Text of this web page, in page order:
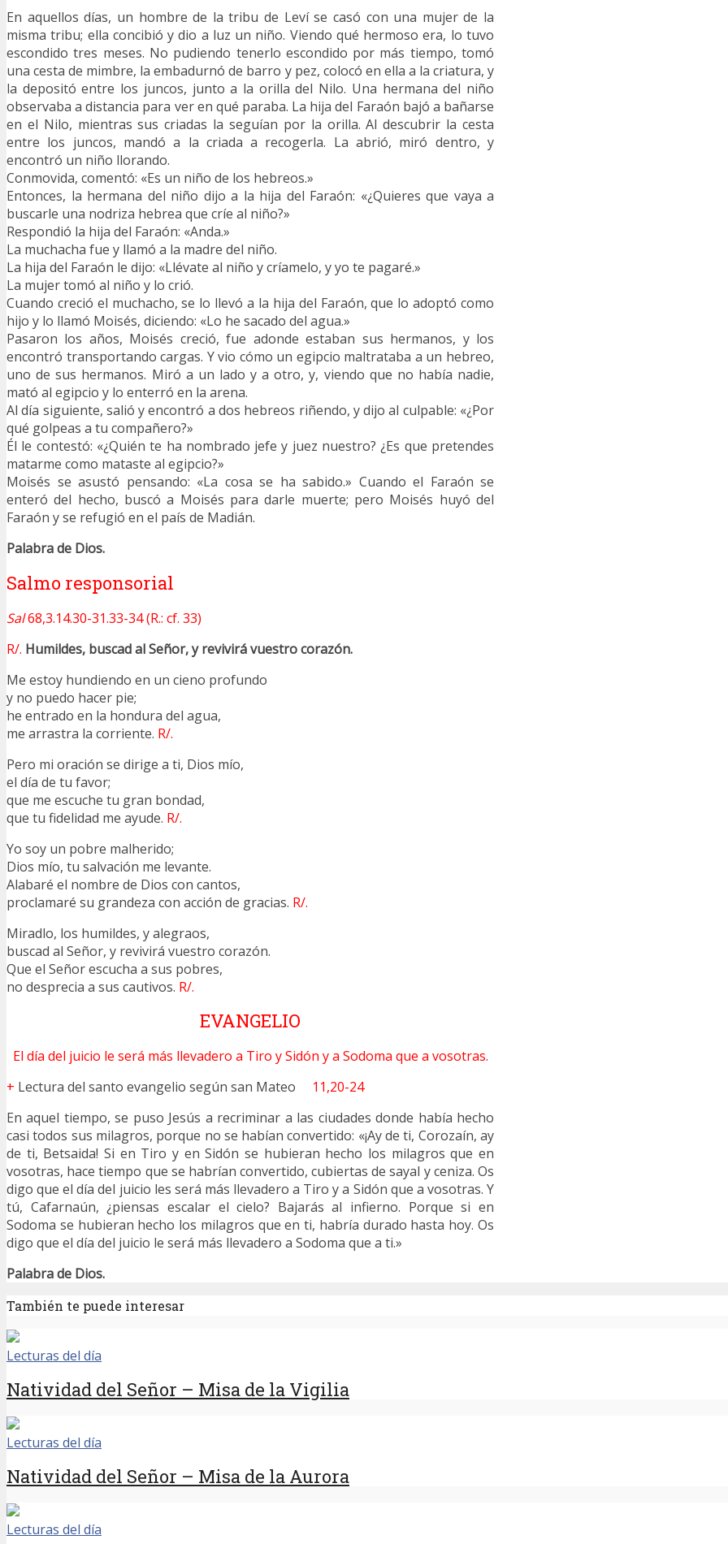
En aquellos días, un hombre de la tribu de Leví se casó con una mujer de la
misma tribu; ella concibió y dio a luz un niño. Viendo qué hermoso era, lo tuvo
escondido tres meses. No pudiendo tenerlo escondido por más tiempo, tomó
una cesta de mimbre, la embadurnó de barro y pez, colocó en ella a la criatura, y
la depositó entre los juncos, junto a la orilla del Nilo. Una hermana del niño
observaba a distancia para ver en qué paraba. La hija del Faraón bajó a bañarse
en el Nilo, mientras sus criadas la seguían por la orilla. Al descubrir la cesta
entre los juncos, mandó a la criada a recogerla. La abrió, miró dentro, y
encontró un niño llorando.
Conmovida, comentó: «Es un niño de los hebreos.»
Entonces, la hermana del niño dijo a la hija del Faraón: «¿Quieres que vaya a
buscarle una nodriza hebrea que críe al niño?»
Respondió la hija del Faraón: «Anda.»
La muchacha fue y llamó a la madre del niño.
La hija del Faraón le dijo: «Llévate al niño y críamelo, y yo te pagaré.»
La mujer tomó al niño y lo crió.
Cuando creció el muchacho, se lo llevó a la hija del Faraón, que lo adoptó como
hijo y lo llamó Moisés, diciendo: «Lo he sacado del agua.»
Pasaron los años, Moisés creció, fue adonde estaban sus hermanos, y los
encontró transportando cargas. Y vio cómo un egipcio maltrataba a un hebreo,
uno de sus hermanos. Miró a un lado y a otro, y, viendo que no había nadie,
mató al egipcio y lo enterró en la arena.
Al día siguiente, salió y encontró a dos hebreos riñendo, y dijo al culpable: «¿Por
qué golpeas a tu compañero?»
Él le contestó: «¿Quién te ha nombrado jefe y juez nuestro? ¿Es que pretendes
matarme como mataste al egipcio?»
Moisés se asustó pensando: «La cosa se ha sabido.» Cuando el Faraón se
enteró del hecho, buscó a Moisés para darle muerte; pero Moisés huyó del
Faraón y se refugió en el país de Madián.
Palabra de Dios.
Salmo responsorial
Sal68,3.14.30-31.33-34 (R.: cf. 33)
R/. Humildes, buscad al Señor, y revivirá vuestro corazón.
Me estoy hundiendo en un cieno profundo
y no puedo hacer pie;
he entrado en la hondura del agua,
me arrastra la corriente. R/.
Pero mi oración se dirige a ti, Dios mío,
el día de tu favor;
que me escuche tu gran bondad,
que tu fidelidad me ayude. R/.
Yo soy un pobre malherido;
Dios mío, tu salvación me levante.
Alabaré el nombre de Dios con cantos,
proclamaré su grandeza con acción de gracias. R/.
Miradlo, los humildes, y alegraos,
buscad al Señor, y revivirá vuestro corazón.
Que el Señor escucha a sus pobres,
no desprecia a sus cautivos. R/.
EVANGELIO
El día del juicio le será más llevadero a Tiro y Sidón y a Sodoma que a vosotras.
+ Lectura del santo evangelio según san Mateo 11,20-24
En aquel tiempo, se puso Jesús a recriminar a las ciudades donde había hecho
casi todos sus milagros, porque no se habían convertido: «¡Ay de ti, Corozaín, ay
de ti, Betsaida! Si en Tiro y en Sidón se hubieran hecho los milagros que en
vosotras, hace tiempo que se habrían convertido, cubiertas de sayal y ceniza. Os
digo que el día del juicio les será más llevadero a Tiro y a Sidón que a vosotras. Y
tú, Cafarnaún, ¿piensas escalar el cielo? Bajarás al infierno. Porque si en
Sodoma se hubieran hecho los milagros que en ti, habría durado hasta hoy. Os
digo que el día del juicio le será más llevadero a Sodoma que a ti.»
Palabra de Dios.
También te puede interesar
Lecturas del día
Natividad del Señor – Misa de la Vigilia
Lecturas del día
Natividad del Señor – Misa de la Aurora
Lecturas del día